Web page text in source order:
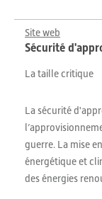
Site web
Sécurité
La taille critique
La sécurité
guerre. La mise
énergétique et
des énergies